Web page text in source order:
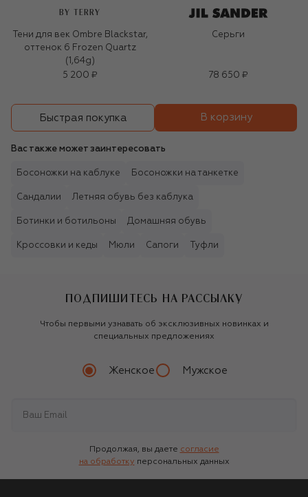
BY TERRY
Тени для век Ombre Blackstar,
оттенок 6 Frozen Quartz
(1,64g)
5 200 ₽
Серьги
78 650 ₽
Быстрая покупка В корзину
Вас также может заинтересовать
Босоножки на каблуке Босоножки на танкетке
Сандалии Летняя обувь без каблука
Ботинки и ботильоны Домашняя обувь
Кроссовки и кеды Мюли Сапоги Туфли
ПОДПИШИТЕСЬ НА РАССЫЛКУ
Чтобы первыми узнавать об эксклюзивных новинках и
специальных предложениях
Женское Мужское
Продолжая, вы даете согласие
на обработку персональных данных